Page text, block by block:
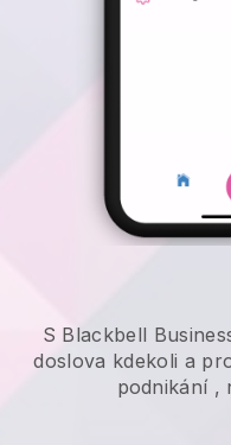
S Blackbell
doslova kdekoli a
podnikání,